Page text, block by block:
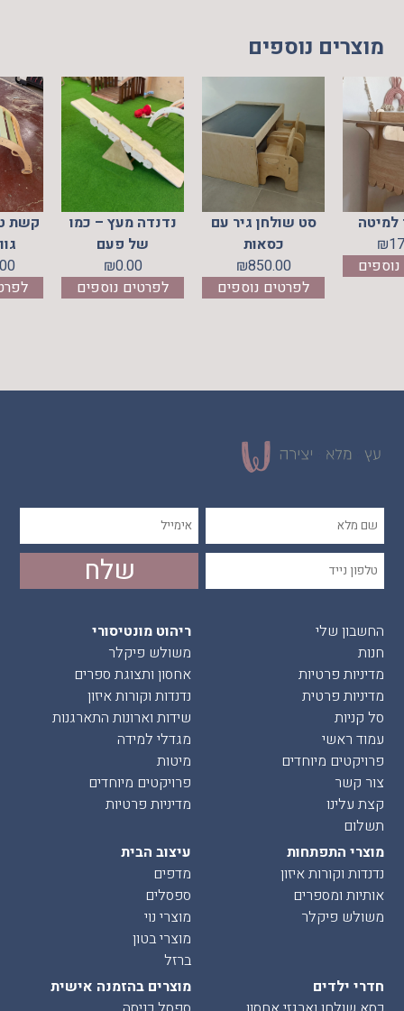
מוצרים נוספים
קשת
נדנדה מעץ – כמו
של פעם
₪0.00
לפרטים נוספים
סט שולחן גיר עם
כסאות
₪850.00
לפרטים נוספים
₪
החשבון שלי
חנות
מדיניות פרטיות
מדיניות פרטית
סל קניות
עמוד ראשי
פרויקטים מיוחדים
צור קשר
קצת עלינו
תשלום
ריהוט מונטיסורי
משולש פיקלר
אחסון ותצוגת ספרים
נדנדות וקורות איזון
שידות וארונות התארגנות
מגדלי למידה
מיטות
פרויקטים מיוחדים
מדיניות פרטיות
מוצרי התפתחות
נדנדות וקורות איזון
אותיות ומספרים
משולש פיקלר
עיצוב הבית
מדפים
ספסלים
מוצרי נוי
מוצרי בטון
ברזל
חדרי ילדים
מוצרים בהזמנה אישית